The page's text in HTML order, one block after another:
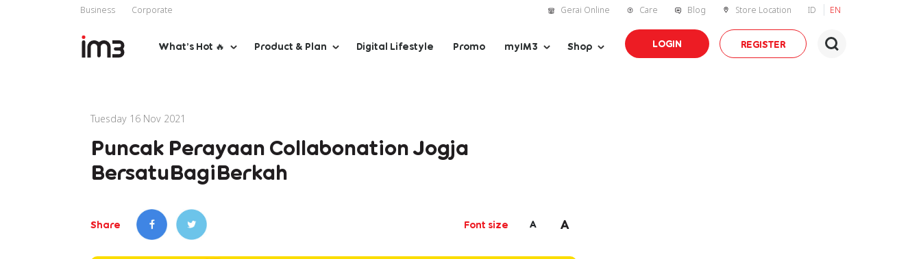
Business Corporate Gerai Online Care Blog Store Location ID EN
What’s Hot 🔥 Product & Plan Digital Lifestyle Promo myIM3 Shop LOGIN REGISTER
Tuesday 16 Nov 2021
Puncak Perayaan Collabonation Jogja
BersatuBagiBerkah
Share Font size A A